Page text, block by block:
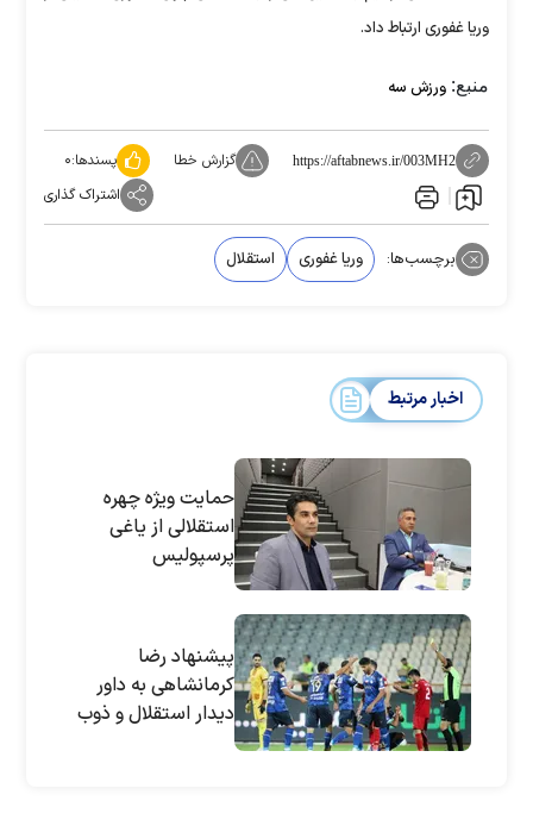
وریا غفوری ارتباط داد.
منبع: ورزش سه
https://aftabnews.ir/003MH2 گزارش خطا پسندها:۰
اشتراک گذاری
برچسب‌ها: وریا غفوری استقلال
اخبار مرتبط
حمایت ویژه چهره
استقلالی از یاغی
پرسپولیس
پیشنهاد رضا
کرمانشاهی به داور
دیدار استقلال و ذوب